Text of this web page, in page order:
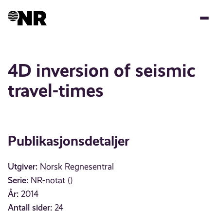
4D inversion of seismic
travel-times
Publikasjonsdetaljer
Utgiver: Norsk Regnesentral
Serie: NR-notat ()
År: 2014
Antall sider: 24